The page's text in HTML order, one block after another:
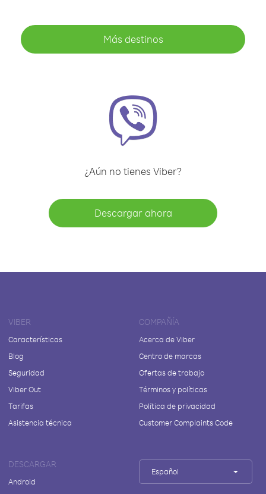
Más destinos
¿Aún no tienes Viber?
Descargar ahora
VIBER
Características
Blog
Seguridad
Viber Out
Tarifas
Asistencia técnica
COMPAÑÍA
Acerca de Viber
Centro de marcas
Ofertas de trabajo
Términos y políticas
Política de privacidad
Customer Complaints Code
DESCARGAR
Android
Español